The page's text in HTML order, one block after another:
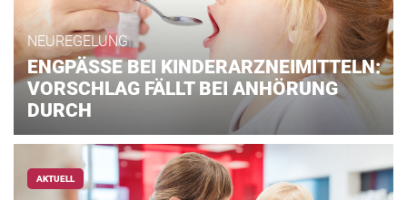
NEUREGELUNG
ENGPÄSSE BEI KINDERARZNEIMITTELN:
VORSCHLAG FÄLLT BEI ANHÖRUNG
DURCH
AKTUELL